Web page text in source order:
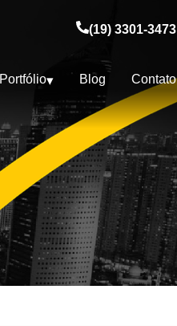
(19) 3301-3473
Portfólio Blog Contato